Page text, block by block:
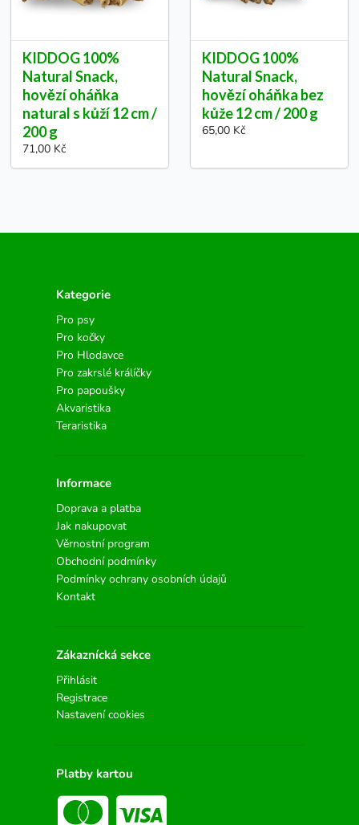
KIDDOG 100%
Natural Snack,
hovězí oháňka
natural s kůží 12 cm /
200 g
71,00 Kč
KIDDOG 100%
Natural Snack,
hovězí oháňka bez
kůže 12 cm / 200 g
65,00 Kč
Kategorie
Pro psy
Pro kočky
Pro Hlodavce
Pro zakrslé králíčky
Pro papoušky
Akvaristika
Teraristika
Informace
Doprava a platba
Jak nakupovat
Věrnostní program
Obchodní podmínky
Podmínky ochrany osobních údajů
Kontakt
Zákaznícká sekce
Přihlásit
Registrace
Nastavení cookies
Platby kartou